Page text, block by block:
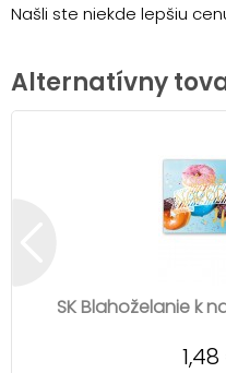
Našli ste niekde lepšiu
Alternatívny
SK Blahoželanie k